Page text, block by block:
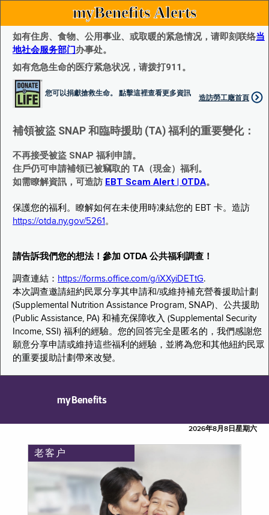
myBenefits Alerts
如有住房、食物、公用事业、或取暖的紧急情况，请即刻联络当
地社会服务部门办事处。
如有危急生命的医疗紧急状况，请拨打911。
您可以捐獻搶救生命。 點擊這裡查看更多資訊
造訪勞工廰首頁
補領被盜 SNAP 和臨時援助 (TA) 福利的重要變化：
不再接受被盜 SNAP 福利申請。
住戶仍可申請補領已被竊取的 TA（現金）福利。
如需瞭解資訊，可造訪 EBT Scam Alert | OTDA。
保護您的福利。瞭解如何在未使用時凍結您的 EBT 卡。造訪
https://otda.ny.gov/5261 。
請告訴我們您的想法！參加 OTDA 公共福利調查！
調查連結： https://forms.office.com/g/iXXyiDETtG.
本次調查邀請紐約民眾分享其申請和/或維持補充營養援助計劃
(Supplemental Nutrition Assistance Program, SNAP)、公共援助
(Public Assistance, PA) 和補充保障收入 (Supplemental Security
Income, SSI) 福利的經驗。您的回答完全是匿名的，我們感謝您
願意分享申請或維持這些福利的經驗，並將為您和其他紐約民眾
的重要援助計劃帶來改變。
myBenefits
2026年8月8日星期六
老客户